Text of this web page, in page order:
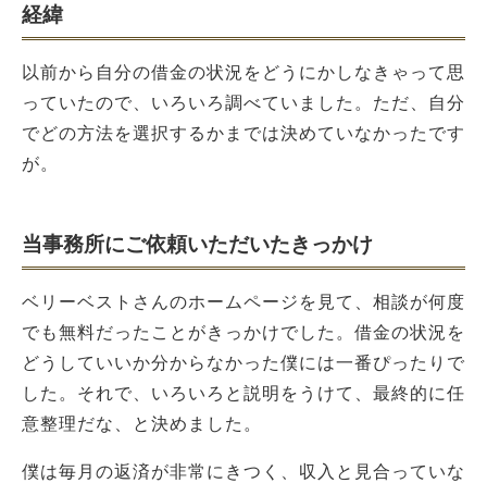
経緯
以前から自分の借金の状況をどうにかしなきゃって思
っていたので、いろいろ調べていました。ただ、自分
でどの方法を選択するかまでは決めていなかったです
が。
当事務所にご依頼いただいたきっかけ
ベリーベストさんのホームページを見て、相談が何度
でも無料だったことがきっかけでした。借金の状況を
どうしていいか分からなかった僕には一番ぴったりで
した。それで、いろいろと説明をうけて、最終的に任
意整理だな、と決めました。
僕は毎月の返済が非常にきつく、収入と見合っていな